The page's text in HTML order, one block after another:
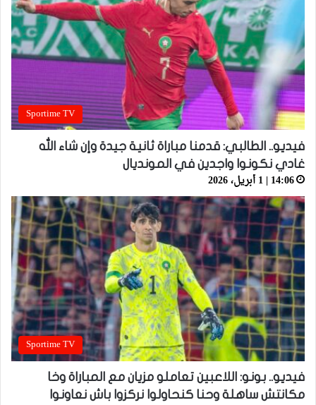
Sportime TV
فيديو.. الطالبي: قدمنا مباراة ثانية جيدة وإن شاء الله
غادي نكونوا واجدين في المونديال
14:06 | 1 أبريل، 2026
Sportime TV
فيديو.. بونو: اللاعبين تعاملو مزيان مع المباراة وخا
مكانتش ساهلة وحنا كنحاولوا نركزوا باش نعاونوا